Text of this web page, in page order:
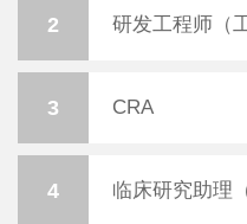
2 研发工程师（
3 CRA
4 临床研究助理